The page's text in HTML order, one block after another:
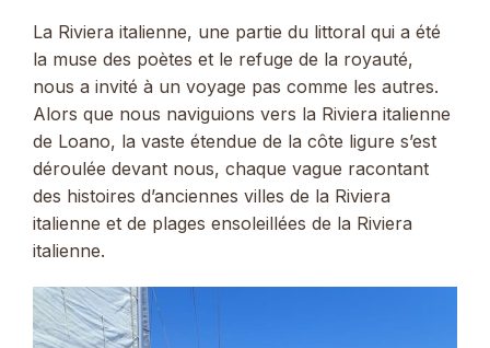
La Riviera italienne, une partie du littoral qui a été
la muse des poètes et le refuge de la royauté,
nous a invité à un voyage pas comme les autres.
Alors que nous naviguions vers la Riviera italienne
de Loano, la vaste étendue de la côte ligure s’est
déroulée devant nous, chaque vague racontant
des histoires d’anciennes villes de la Riviera
italienne et de plages ensoleillées de la Riviera
italienne.